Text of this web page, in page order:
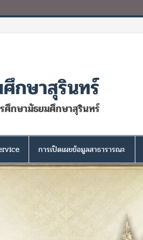
กษาสุรินทร์
ศึกษามัธยมศึกษาสุรินทร์
การเปิดเผยข้อมูลสาธารารณะ